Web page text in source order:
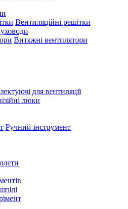
Вентиляційні решітки
Витяжні вентилятори
для вентиляції
люки
Ручний інструмент